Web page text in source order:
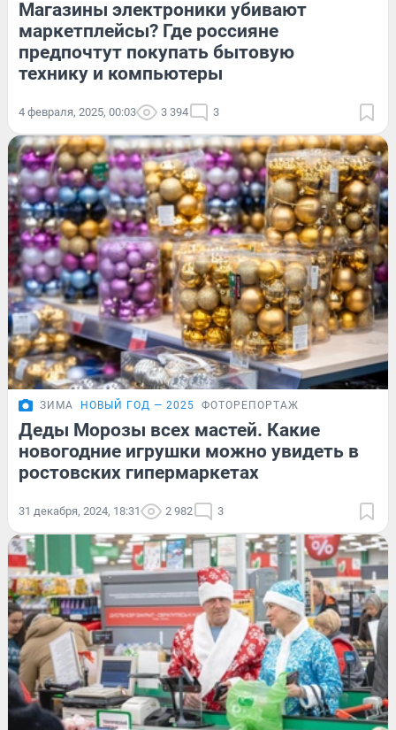
Магазины электроники убивают
маркетплейсы? Где россияне
предпочтут покупать бытовую
технику и компьютеры
4 февраля, 2025, 00:03 3 394 3
ЗИМА НОВЫЙ ГОД — 2025 ФОТОРЕПОРТАЖ
Деды Морозы всех мастей. Какие
новогодние игрушки можно увидеть в
ростовских гипермаркетах
31 декабря, 2024, 18:31 2 982 3